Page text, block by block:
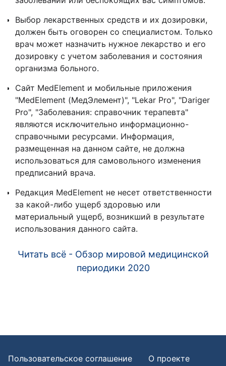
Выбор лекарственных средств и их дозировки,
должен быть оговорен со специалистом. Только
врач может назначить нужное лекарство и его
дозировку с учетом заболевания и состояния
организма больного.
Сайт MedElement и мобильные приложения
"MedElement (МедЭлемент)", "Lekar Pro", "Dariger
Pro", "Заболевания: справочник терапевта"
являются исключительно информационно-
справочными ресурсами. Информация,
размещенная на данном сайте, не должна
использоваться для самовольного изменения
предписаний врача.
Редакция MedElement не несет ответственности
за какой-либо ущерб здоровью или
материальный ущерб, возникший в результате
использования данного сайта.
Читать всё - Обзор мировой медицинской
периодики 2020
Пользовательское соглашение
О проекте